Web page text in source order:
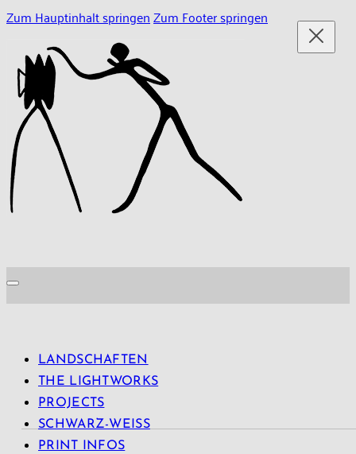
Zum Hauptinhalt springenZum Footer springen
LANDSCHAFTEN
THE LIGHTWORKS
PROJECTS
SCHWARZ-WEISS
PRINT INFOS